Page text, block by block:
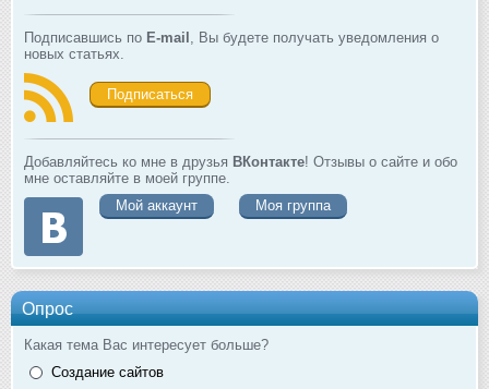
Подписавшись по E-mail , Вы будете получать уведомления о
новых статьях.
Подписаться
Добавляйтесь ко мне в друзья ВКонтакте! Отзывы о сайте и обо
мне оставляйте в моей группе.
Мой аккаунт
Моя группа
Опрос
Какая тема Вас интересует больше?
Создание сайтов